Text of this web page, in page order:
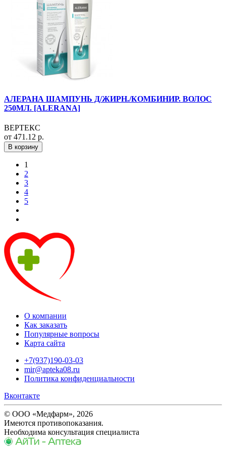
АЛЕРАНА ШАМПУНЬ Д/ЖИРН./КОМБИНИР. ВОЛОС
250МЛ. [ALERANA]
ВЕРТЕКС
от 471.12 р.
В корзину
1
2
3
4
5
О компании
Как заказать
Популярные вопросы
Карта сайта
+7(937)190-03-03
mir@apteka08.ru
Политика конфиденциальности
Вконтакте
© ООО «Медфарм», 2026
Имеются противопоказания.
Необходима консультация специалиста